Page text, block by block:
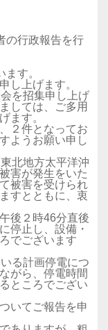
の行政報告を行
す。
し上げます。
を招集申し上げ
しては、ご多用
ます。
２件となってお
ようお願い申し
北地方太平洋沖
害が発生をいた
被害を受けられ
すとともに、衷
後２時46分直後
停止し、設備・
でございます
る計画停電につ
がら、停電時間
ところでござい
いてご報告を申